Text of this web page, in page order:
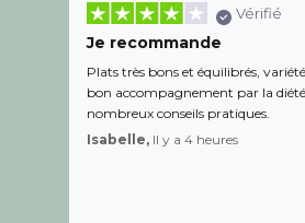
Vérifié
Je recommande
Plats très bons et équilibrés,
bon accompagnement par la
nombreux conseils pratiques.
Isabelle, Il y a 4 heures